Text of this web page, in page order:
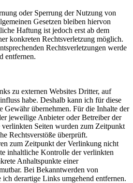
oder Sperrung der Nutzung von
Gesetzen bleiben hiervon
Haftung ist jedoch erst ab dem
konkreten Rechtsverletzung möglich.
Rechtsverletzungen werde
entfernen.
zu externen Websites Dritter, auf
habe. Deshalb kann ich für diese
Gewähr übernehmen. Für die Inhalte der
jeweilige Anbieter oder Betreiber der
Seiten wurden zum Zeitpunkt
Rechtsverstöße überprüft.
zum Zeitpunkt der Verlinkung nicht
inhaltliche Kontrolle der verlinkten
Anhaltspunkte einer
Bei Bekanntwerden von
derartige Links umgehend entfernen.